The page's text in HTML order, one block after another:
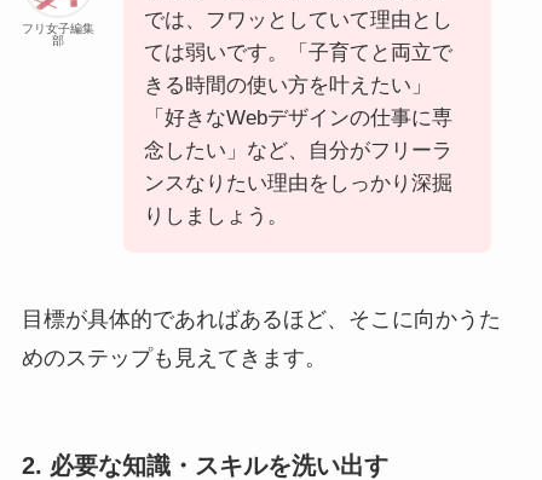
フリ女子編集
部
では、フワッとしていて理由とし
ては弱いです。「子育てと両立で
きる時間の使い方を叶えたい」
「好きなWebデザインの仕事に専
念したい」など、自分がフリーラ
ンスなりたい理由をしっかり深掘
りしましょう。
目標が具体的であればあるほど、そこに向かうた
めのステップも見えてきます。
2. 必要な知識・スキルを洗い出す